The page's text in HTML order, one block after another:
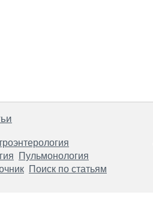
Пульмонология
Поиск по статьям